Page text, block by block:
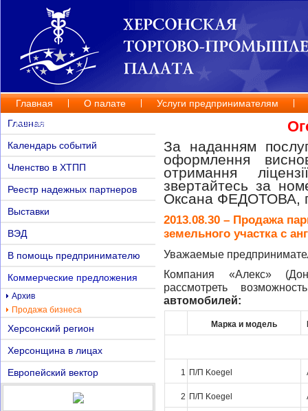
Главная О палате
Услуги предпринимателям
Контакты
Главная
Календарь событий
Членство в ХТПП
Реестр надежных партнеров
Выставки
ВЭД
В помощь предпринимателю
Коммерческие предложения
Архив
Продажа бизнеса
Херсонский регион
Херсонщина в лицах
Европейский вектор
За наданням
оформлення
отримання
звертайтесь за
Оксана ФЕДОТОВА,
2013.08.30 – Продажа
земельного участка с
Уважаемые
Компания «Алекс»
рассмотреть
автомобилей:
Марка и модель
1 П/П Koegel
2 П/П Koegel